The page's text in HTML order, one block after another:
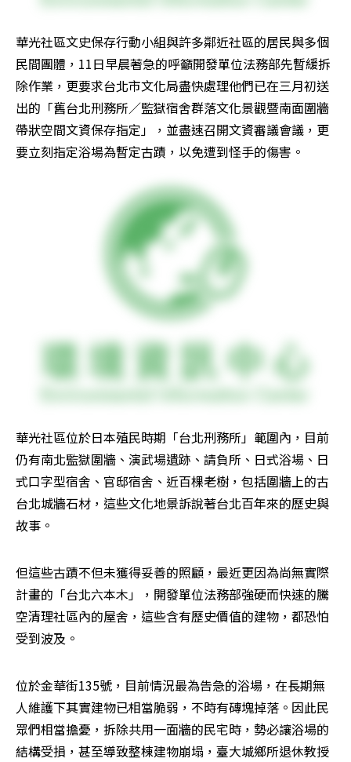
華光社區文史保存行動小組與許多鄰近社區的居民與多個
民間團體，11日早晨著急的呼籲開發單位法務部先暫緩拆
除作業，更要求台北市文化局盡快處理他們已在三月初送
出的「舊台北刑務所／監獄宿舍群落文化景觀暨南面圍牆
帶狀空間文資保存指定」，並盡速召開文資審議會議，更
要立刻指定浴場為暫定古蹟，以免遭到怪手的傷害。
華光社區位於日本殖民時期「台北刑務所」範圍內，目前
仍有南北監獄圍牆、演武場遺跡、請負所、日式浴場、日
式口字型宿舍、官邸宿舍、近百棵老樹，包括圍牆上的古
台北城牆石材，這些文化地景訴說著台北百年來的歷史與
故事。
但這些古蹟不但未獲得妥善的照顧，最近更因為尚無實際
計畫的「台北六本木」，開發單位法務部強硬而快速的騰
空清理社區內的屋舍，這些含有歷史價值的建物，都恐怕
受到波及。
位於金華街135號，目前情況最為告急的浴場，在長期無
人維護下其實建物已相當脆弱，不時有磚塊掉落。因此民
眾們相當擔憂，拆除共用一面牆的民宅時，勢必讓浴場的
結構受損，甚至導致整棟建物崩塌，臺大城鄉所退休教授